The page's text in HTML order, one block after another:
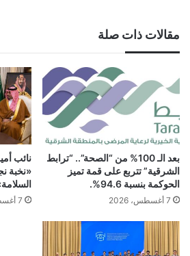
مقالات ذات صلة
بعد الـ 100% من “الصحة”.. “ترابط
الشرقية” تتربع على قمة تميز
الحوكمة بنسبة 94.6%.
7 أغسطس، 2026
نائب
«نخبة
7 أغسطس، 2026